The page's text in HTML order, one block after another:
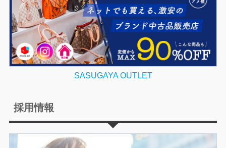
SASUGAYA OUTLET
採用情報